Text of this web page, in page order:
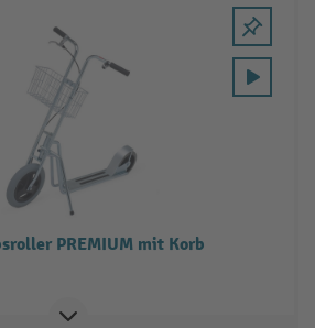
PREMIUM mit Korb